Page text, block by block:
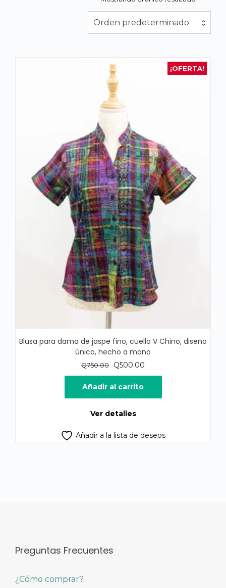
Orden predeterminado
¡OFERTA!
Blusa para dama de jaspe fino, cuello V Chino, diseño
único, hecho a mano
Q750.00
El
precio
original
era:
Q500.00
precio
es:
Añadir al carrito
Ver detalles
Añadir a la lista de deseos
Preguntas Frecuentes
¿Cómo comprar?